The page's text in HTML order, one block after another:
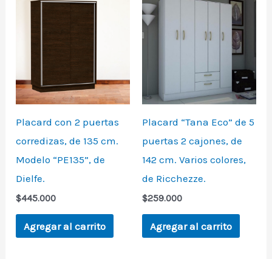
Placard con 2 puertas
corredizas, de 135 cm.
Modelo “PE135”, de
Dielfe.
$445.000
Agregar al carrito
Placard “Tana Eco” de 5
puertas 2 cajones, de
142 cm. Varios colores,
de Ricchezze.
$259.000
Agregar al carrito